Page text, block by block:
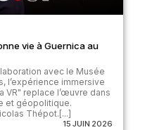
vie à Guernica au
avec le Musée
l’expérience immersive
VR" replace l’œuvre dans
et géopolitique.
Thépot.[...]
15 JUIN 2026